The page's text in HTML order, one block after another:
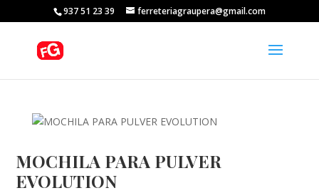
937 51 23 39 ferreteriagraupera@gmail.com
MOCHILA PARA PULVER
EVOLUTION